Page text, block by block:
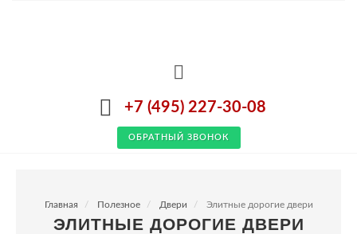
+7 (495) 227-30-08
ОБРАТНЫЙ ЗВОНОК
Главная Полезное Двери Элитные дорогие двери
ЭЛИТНЫЕ ДОРОГИЕ ДВЕРИ